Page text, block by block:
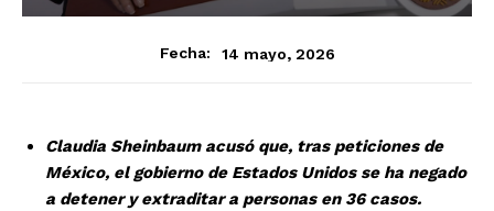
Fecha: 14 mayo, 2026
Claudia Sheinbaum acusó que, tras peticiones de
México, el gobierno de Estados Unidos se ha negado
a detener y extraditar a personas en 36 casos.